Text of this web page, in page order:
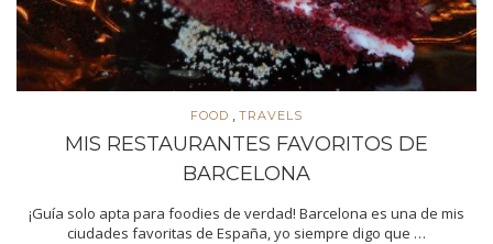
FOOD TRAVELS
MIS RESTAURANTES FAVORITOS DE
BARCELONA
¡Guía solo apta para foodies de verdad! Barcelona es una de mis
ciudades favoritas de España, yo siempre digo que …